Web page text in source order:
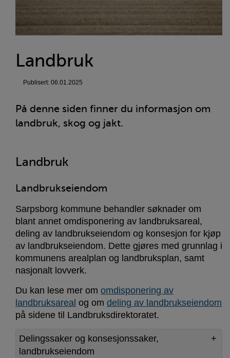
Landbruk
Publisert: 06.01.2025
På denne siden finner du informasjon om
landbruk, skog og jakt.
Landbruk
Landbrukseiendom
Sarpsborg kommune behandler søknader om
blant annet omdisponering av landbruksareal,
deling av landbrukseiendom og konsesjon for kjøp
av landbrukseiendom. Dette gjøres med grunnlag i
kommunens arealplan og landbruksplan, samt
nasjonalt lovverk.
Du kan lese mer om omdisponering av
landbruksareal og om deling av landbrukseiendom
på sidene til Landbruksdirektoratet.
Delingssaker og konsesjonssaker,
landbrukseiendom